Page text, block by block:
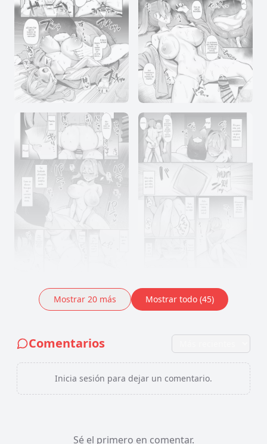
Mostrar 20 más Mostrar todo (45)
Comentarios
Inicia sesión para dejar un comentario.
Sé el primero en comentar.